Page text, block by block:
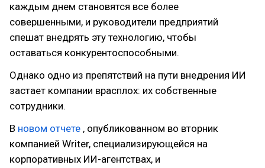
каждым днем становятся все более
совершенными, и руководители предприятий
спешат внедрять эту технологию, чтобы
оставаться конкурентоспособными.
Однако одно из препятствий на пути внедрения ИИ
застает компании врасплох: их собственные
сотрудники.
В новом отчете , опубликованном во вторник
компанией Writer, специализирующейся на
корпоративных ИИ-агентствах, и